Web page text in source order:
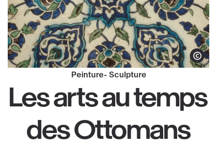
Afficher le
Carreau de revêtement. Damas, Syrie, 16è siècle
Peinture Sculpture
Les arts au temps
des Ottomans